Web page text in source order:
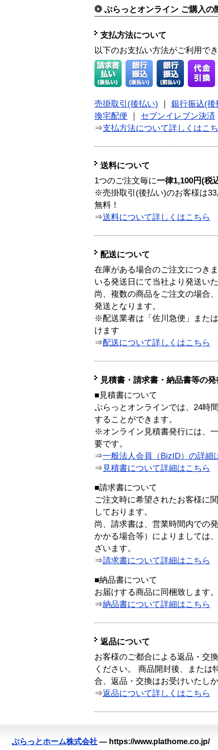
ぷらっとオンライン ご購入の
支払方法について
以下のお支払い方法がご利用で
売掛取引(後払い)
銀行振込(後
換宅配便
セブンイレブン決済
⇒支払方法について詳しくはこ
送料について
1つのご注文毎に一律1,100円(税
※売掛取引(後払い)のお客様は
無料！
⇒送料について詳しくはこちら
配送について
在庫がある場合のご注文につき
いる発送日にて当社より発送い
尚、複数の商品をご注文の場合
発送となります。
※配送業者は「佐川急便」また
けます
⇒配送について詳しくはこちら
見積書・請求書・納品書等の
■見積書について
ぷらっとオンラインでは、24時
することができます。
※オンライン見積書発行には、
要です。
⇒一般法人会員（BizID）の詳細
⇒ 見積書について詳細はこちら
■請求書について
ご注文時に希望されたお客様に
しております。
尚、請求書は、営業時間内での
かかる場合等）によりましては
ざいます。
⇒請求書について詳細はこちら
■納品書について
お届けする商品に同梱致します。
⇒納品書について詳細はこちら
返品について
お客様のご都合による返品・交
ください。 商品開封後、または
合、返品・交換はお受けいたし
⇒返品について詳しくはこちら
ぷらっとホーム株式会社 — https://www.plathome.co.jp/